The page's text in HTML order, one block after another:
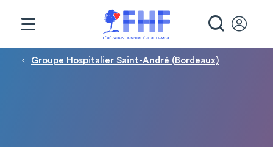
Fil d'Ariane
Groupe Hospitalier Saint-André (Bordeaux)
Panneau de gestion des cookies